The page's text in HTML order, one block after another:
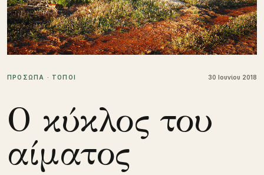
ΠΡΟΣΩΠΑ · ΤΟΠΟΙ 30 Ιουνίου 2018
Ο κύκλος του
αίματος